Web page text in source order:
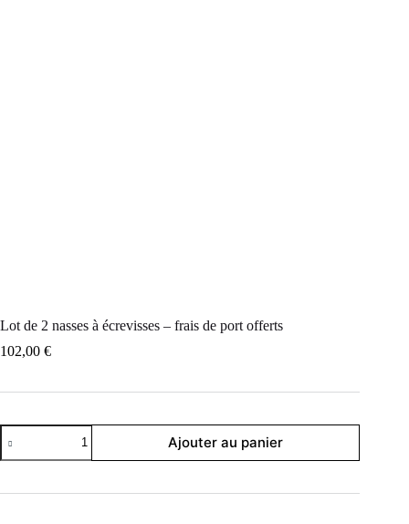
Lot de 2 nasses à écrevisses – frais de port offerts
102,00 €
quantité
de
Lot
2
Ajouter au panier